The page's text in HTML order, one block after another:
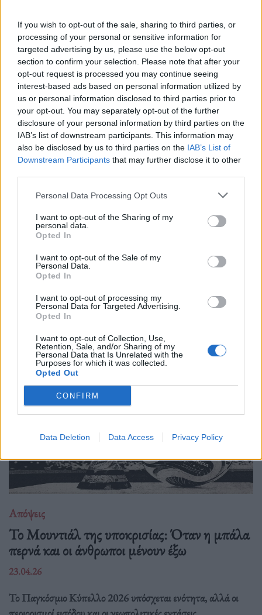
If you wish to opt-out of the sale, sharing to third parties, or
processing of your personal or sensitive information for
targeted advertising by us, please use the below opt-out
section to confirm your selection. Please note that after your
opt-out request is processed you may continue seeing
interest-based ads based on personal information utilized by
us or personal information disclosed to third parties prior to
your opt-out. You may separately opt-out of the further
disclosure of your personal information by third parties on the
IAB’s list of downstream participants. This information may
also be disclosed by us to third parties on the IAB’s List of
Downstream Participants that may further disclose it to other
Personal Data Processing Opt Outs
I want to opt-out of the Sharing of my
personal data.
Opted In
I want to opt-out of the Sale of my
Personal Data.
Opted In
I want to opt-out of processing my
Personal Data for Targeted Advertising.
Opted In
I want to opt-out of Collection, Use,
Retention, Sale, and/or Sharing of my
Personal Data that Is Unrelated with the
Purposes for which it was collected.
Opted Out
CONFIRM
Data Deletion Data Access Privacy Policy
εκείνος που θα σου πει αν αξίζεις να είσαι εκεί. Spoiler: «δεν
αξίζεις».
Πολιτιστική στασιμότητα powered by AI:
Tο μέλλον μοιάζει ήδη βαρετό
20.05.26
Νέα έρευνα δείχνει πως όταν η τεχνητή νοημοσύνη τρέφεται
με δικό της περιεχόμενο, καταλήγει να παράγει όλο και πιο
άψυχο, προβλέψιμο και μέτριο υλικό. Με λίγα λόγια, το
internet μετατρέπεται σιγά σιγά
Απόψεις
Το Μουντιάλ της υποκρισίας: Όταν η μπάλα
περνά και οι άνθρωποι μένουν έξω
23.04.26
Το Παγκόσμιο Κύπελλο 2026 υπόσχεται ενότητα, αλλά οι